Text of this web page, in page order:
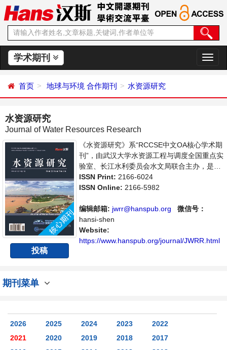
学术期刊
切
换
首页 地球与环境 合作期刊 水资源研究
水资源研究
Journal of Water Resources Research
投稿
《水资源研究》系“RCCSE中文OA核心学术期
刊”，由武汉大学水资源工程与调度全国重点实
验室、长江水利委员会水文局联合主办，是开
放获取期刊，以传播和展示世界水文水资源研
究领域最新成果、推进中国水文水资源研究走
发利用，水环境保护的理论方法、技术经验和
应用成果以及水文水资源研究新的发展方向和
具有前瞻性的水战略性问题，为广大水文水资
源研究者及相关技术人员提供一个免...
ISSN Print: 2166-6024
ISSN Online: 2166-5982
编辑邮箱: jwrr@hanspub.org
微信号：
hansi-shen
Website:
https://www.hanspub.org/journal/JWRR.html
期刊菜单
2026 2025 2024 2023
2022
2021
2020 2019 2018
2017